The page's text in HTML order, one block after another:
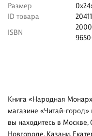
Размер
ID товара
ISBN
Книга «Народная
магазине «Читай-город»
вы находитесь в
Новгороде, Казани,